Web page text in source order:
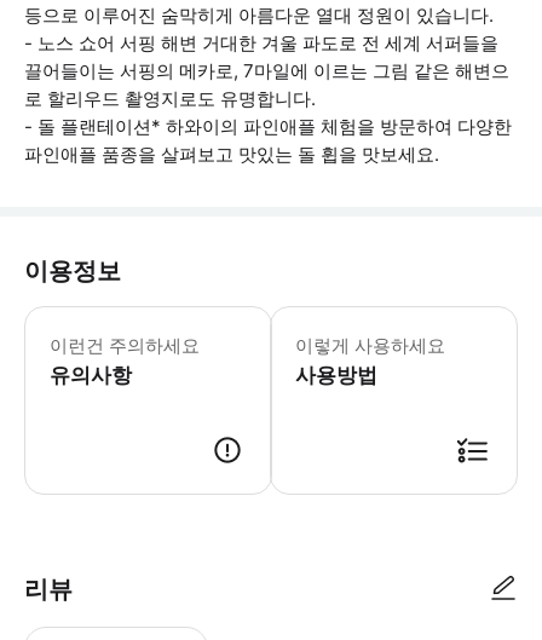
등으로 이루어진 숨막히게 아름다운 열대 정원이 있습니다.
- 노스 쇼어 서핑 해변 거대한 겨울 파도로 전 세계 서퍼들을
끌어들이는 서핑의 메카로, 7마일에 이르는 그림 같은 해변으
로 할리우드 촬영지로도 유명합니다.
- 돌 플랜테이션* 하와이의 파인애플 체험을 방문하여 다양한
파인애플 품종을 살펴보고 맛있는 돌 휩을 맛보세요.
이용정보
이런건 주의하세요
유의사항
이 투어에는 적당한 걷기가 포함됩니
이렇게 사용하세요
사용방법
리뷰